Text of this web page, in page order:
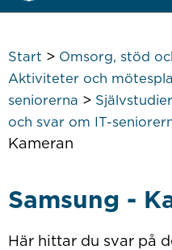
Start > Omsorg, stöd
Aktiviteter och
seniorerna >
och svar om IT-
Kameran
Samsung -
Här hittar du svar på